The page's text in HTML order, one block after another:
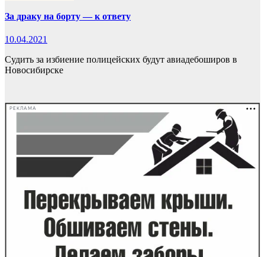
За драку на борту — к ответу
10.04.2021
Судить за избиение полицейских будут авиадебоширов в
Новосибирске
РЕКЛАМА